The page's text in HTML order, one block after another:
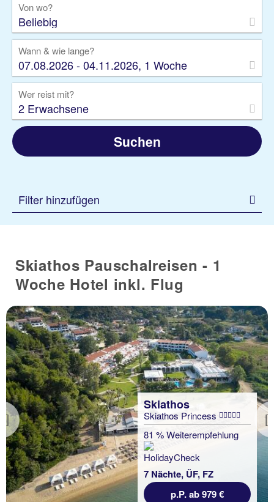
Von wo?
Beliebig
Wann & wie lange?
07.08.2026 - 04.11.2026, 1 Woche
Wer reist mit?
2 Erwachsene
Suchen
Filter hinzufügen
Skiathos Pauschalreisen - 1
Woche Hotel inkl. Flug
Previous
Skiathos
Skiathos Princess
81 % Weiterempfehlung
7 Nächte, ÜF, FZ
p.P. ab 979 €